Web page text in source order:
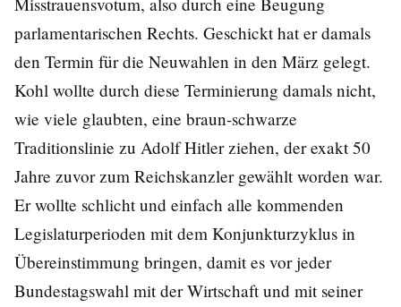
parlamentarischen Rechts. Geschickt hat er damals
den Termin für die Neuwahlen in den März gelegt.
Kohl wollte durch diese Terminierung damals nicht,
wie viele glaubten, eine braun-schwarze
Traditionslinie zu Adolf Hitler ziehen, der exakt 50
Jahre zuvor zum Reichskanzler gewählt worden war.
Er wollte schlicht und einfach alle kommenden
Legislaturperioden mit dem Konjunkturzyklus in
Übereinstimmung bringen, damit es vor jeder
Bundestagswahl mit der Wirtschaft und mit seiner